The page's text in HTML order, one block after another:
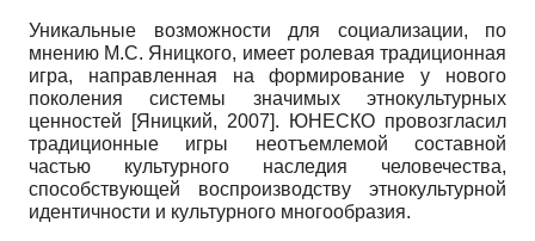
Уникальные возможности для социализации, по
мнению М.С. Яницкого, имеет ролевая традиционная
игра, направленная на формирование у нового
поколения системы значимых этнокультурных
ценностей
[Яницкий, 2007]. ЮНЕСКО провозгласил
традиционные игры неотъемлемой составной
частью культурного наследия человечества,
способствующей воспроизводству этнокультурной
идентичности и культурного многообразия.